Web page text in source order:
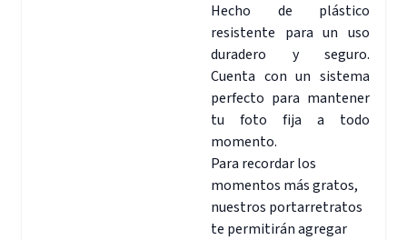
Hecho de plástico
resistente para un uso
duradero y seguro.
Cuenta con un sistema
perfecto para mantener
tu foto fija a todo
momento.
Para recordar los
momentos más gratos,
nuestros portarretratos
te permitirán agregar